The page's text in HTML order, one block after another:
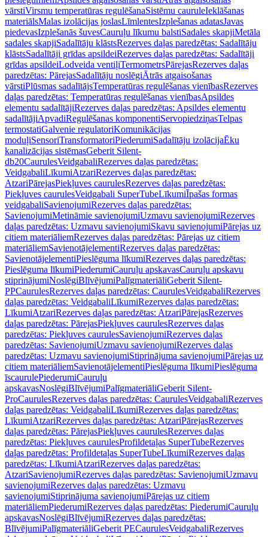
vārstiVirsmu temperatūras regulēšanaSistēmu cauruleIeklāšanas
materiālsMalas izolācijas joslasLīmlentesIzplešanas adatasJavas
piedevasIzplešanās šuvesCauruļu līkumu balstiSadales skapjiMetāla
sadales skapjiSadalītāju klāstsRezerves daļas paredzētas: Sadalītāju
klāstsSadalītāji grīdas apsildeiRezerves daļas paredzētas: Sadalītāji
grīdas apsildeiLodveida ventiļiTermometrsPārejasRezerves daļas
paredzētas: PārejasSadalītāju noslēgiĀtrās atgaisošanas
vārstiPlūsmas sadalītājsTemperatūras regulēšanas vienībasRezerves
daļas paredzētas: Temperatūras regulēšanas vienībasApsildes
elementu sadalītājiRezerves daļas paredzētas: Apsildes elementu
sadalītājiApvadiRegulēšanas komponentiServopiedziņasTelpas
termostatiGalvenie regulatoriKomunikācijas
moduļiSensoriTransformatoriPiederumiSadalītāju izolācijaĒku
kanalizācijas sistēmasGeberit Silent-
db20CaurulesVeidgabaliRezerves daļas paredzētas:
VeidgabaliLīkumiAtzariRezerves daļas paredzētas:
AtzariPārejasPiekļuves caurulesRezerves daļas paredzētas:
Piekļuves caurulesVeidgabali SuperTubeLīkumiĪpašas formas
veidgabaliSavienojumiRezerves daļas paredzētas:
SavienojumiMetināmie savienojumiUzmavu savienojumiRezerves
daļas paredzētas: Uzmavu savienojumiSkavu savienojumiPārejas uz
citiem materiāliemRezerves daļas paredzētas: Pārejas uz citiem
materiāliemSavienotājelementiRezerves daļas paredzētas:
SavienotājelementiPieslēguma līkumiRezerves daļas paredzētas:
Pieslēguma līkumiPiederumiCauruļu apskavasCauruļu apskavu
stiprinājumiNoslēgiBlīvējumiPalīgmateriāliGeberit Silent-
PPCaurulesRezerves daļas paredzētas: CaurulesVeidgabaliRezerves
daļas paredzētas: VeidgabaliLīkumiRezerves daļas paredzētas:
LīkumiAtzariRezerves daļas paredzētas: AtzariPārejasRezerves
daļas paredzētas: PārejasPiekļuves caurulesRezerves daļas
paredzētas: Piekļuves caurulesSavienojumiRezerves daļas
paredzētas: SavienojumiUzmavu savienojumiRezerves daļas
paredzētas: Uzmavu savienojumiStiprinājuma savienojumiPārejas uz
citiem materiāliemSavienotājelementiPieslēguma līkumiPieslēguma
īscaurulePiederumiCauruļu
apskavasNoslēgiBlīvējumiPalīgmateriāliGeberit Silent-
ProCaurulesRezerves daļas paredzētas: CaurulesVeidgabaliRezerves
daļas paredzētas: VeidgabaliLīkumiRezerves daļas paredzētas:
LīkumiAtzariRezerves daļas paredzētas: AtzariPārejasRezerves
daļas paredzētas: PārejasPiekļuves caurulesRezerves daļas
paredzētas: Piekļuves caurulesProfildetaļas SuperTubeRezerves
daļas paredzētas: Profildetaļas SuperTubeLīkumiRezerves daļas
paredzētas: LīkumiAtzariRezerves daļas paredzētas:
AtzariSavienojumiRezerves daļas paredzētas: SavienojumiUzmavu
savienojumiRezerves daļas paredzētas: Uzmavu
savienojumiStiprinājuma savienojumiPārejas uz citiem
materiāliemPiederumiRezerves daļas paredzētas: PiederumiCauruļu
apskavasNoslēgiBlīvējumiRezerves daļas paredzētas:
BlīvējumiPalīgmateriāliGeberit PECaurulesVeidgabaliRezerves